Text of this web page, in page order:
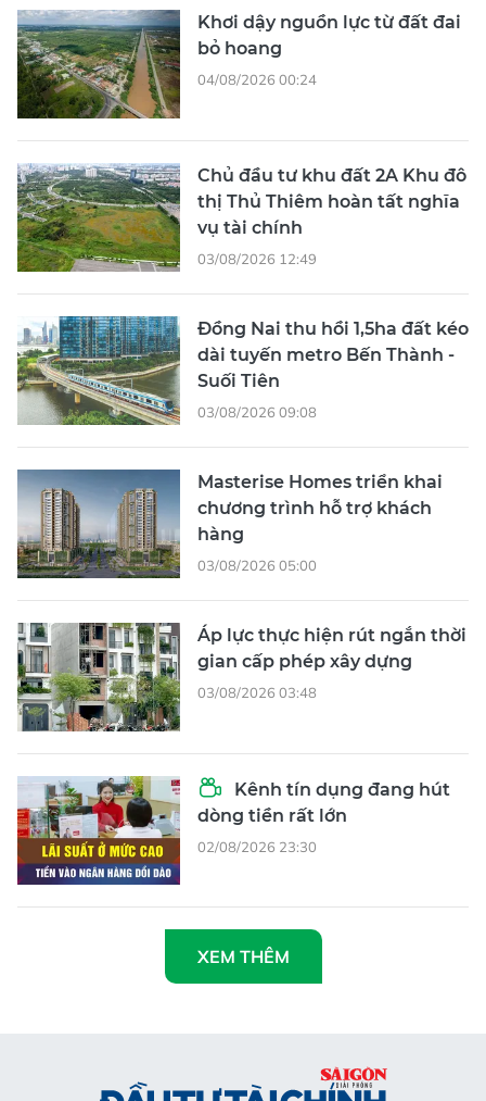
Khơi dậy nguồn lực từ đất đai
bỏ hoang
04/08/2026 00:24
Chủ đầu tư khu đất 2A Khu đô
thị Thủ Thiêm hoàn tất nghĩa
vụ tài chính
03/08/2026 12:49
Đồng Nai thu hồi 1,5ha đất kéo
dài tuyến metro Bến Thành -
Suối Tiên
03/08/2026 09:08
Masterise Homes triển khai
chương trình hỗ trợ khách
hàng
03/08/2026 05:00
Áp lực thực hiện rút ngắn thời
gian cấp phép xây dựng
03/08/2026 03:48
Kênh tín dụng đang hút
dòng tiền rất lớn
02/08/2026 23:30
XEM THÊM